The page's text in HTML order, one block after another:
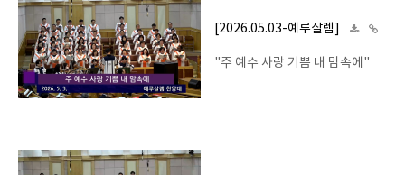
[2026.05.03-예루살렘]
"주 예수 사랑 기쁨 내 맘속에"